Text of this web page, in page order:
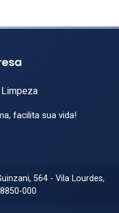
facilita sua vida!
564 - Vila Lourdes,
000